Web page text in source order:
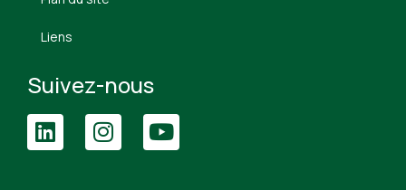
Liens
Suivez-nous